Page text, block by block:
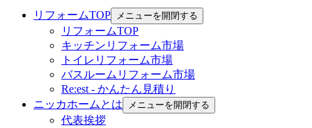
リフォームTOP メニューを開閉する
リフォームTOP
キッチンリフォーム市場
トイレリフォーム市場
バスルームリフォーム市場
Re:est - かんたん見積り
ニッカホームとは
メニューを開閉する
代表挨拶